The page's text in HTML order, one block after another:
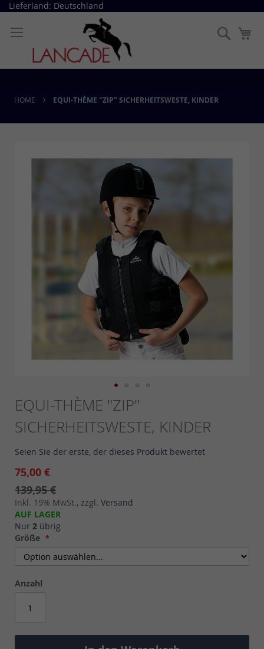
Direkt
Inhalt
Lieferland: Deutschland
Suche
HOME EQUI-THÈME "ZIP" SICHERHEITSWESTE, KINDER
Skip
to
the
beginning
of
the
images
EQUI-THÈME "ZIP"
SICHERHEITSWESTE, KINDER
Seien Sie der erste, der dieses Produkt bewertet
75,00 €
139,95 €
Inkl. 19% MwSt., zzgl. Versand
AUF LAGER
Nur 2 übrig
Größe
Anzahl